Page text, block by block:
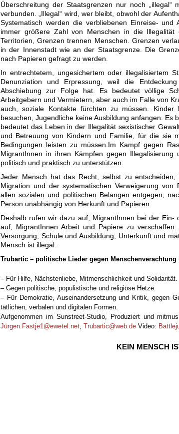
Überschreitung der Staatsgrenzen nur noch
verbunden. „Illegal“ wird, wer bleibt, obwohl der
Systematisch werden die verbliebenen Einreise- und
immer größere Zahl von Menschen in die
Territorien, Grenzen trennen Menschen. Grenzen
in der Innenstadt wie an der Staatsgrenze. Die
nach Papieren gefragt zu werden.
In entrechtetem, ungesichertem oder illegalisiertem
Denunziation und Erpressung, weil die
Abschiebung zur Folge hat. Es bedeutet völlige
Arbeitgebern und Vermietern, aber auch im Falle von
auch, soziale Kontakte fürchten zu müssen.
besuchen, Jugendliche keine Ausbildung anfangen.
bedeutet das Leben in der Illegalität sexistischer
und Betreuung von Kindern und Familie, für die sie
Bedingungen leisten zu müssen.Im Kampf gegen
MigrantInnen in ihren Kämpfen gegen
politisch und praktisch zu unterstützen.
Jeder Mensch hat das Recht, selbst zu
Migration und der systematischen Verweigerung
allen sozialen und politischen Belangen entgegen,
Person unabhängig von Herkunft und Papieren.
Deshalb rufen wir dazu auf, MigrantInnen bei der
auf, MigrantInnen Arbeit und Papiere zu
Versorgung, Schule und Ausbildung, Unterkunft und
Mensch ist illegal.
Trubartic – politische Lieder gegen
– Für Hilfe, Nächstenliebe, Mitmenschlichkeit und Solidarität.
– Gegen politische, populistische und religiöse Hetze.
– Für Demokratie, Auseinandersetzung und Kritik, gegen
tätlichen, verbalen und digitalen Formen.
Aufgenommen im Sunstreet-Studio, Produziert und
Jürgen.Fastje1@ewetel.net, Trubartic@web.de Video:
KEIN MENSCH